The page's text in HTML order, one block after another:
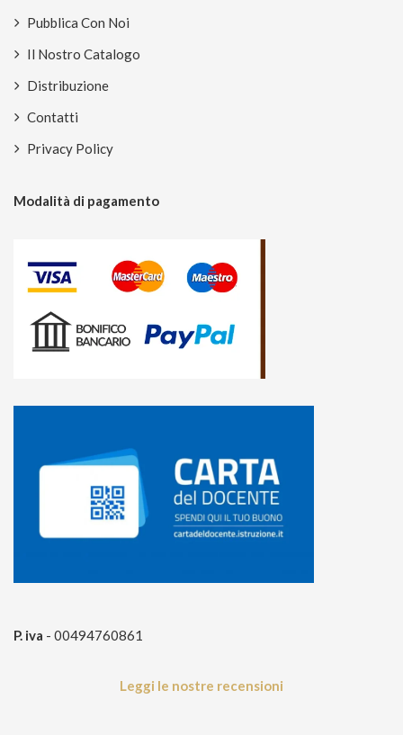
Pubblica Con Noi
Il Nostro Catalogo
Distribuzione
Contatti
Privacy Policy
Modalità di pagamento
P. iva - 00494760861
Leggi le nostre recensioni